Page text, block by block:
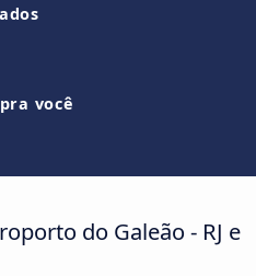
você
do Galeão - RJ e